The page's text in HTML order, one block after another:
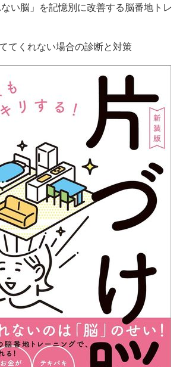
い脳」を記憶別に改善する脳番地トレ
てくれない場合の診断と対策